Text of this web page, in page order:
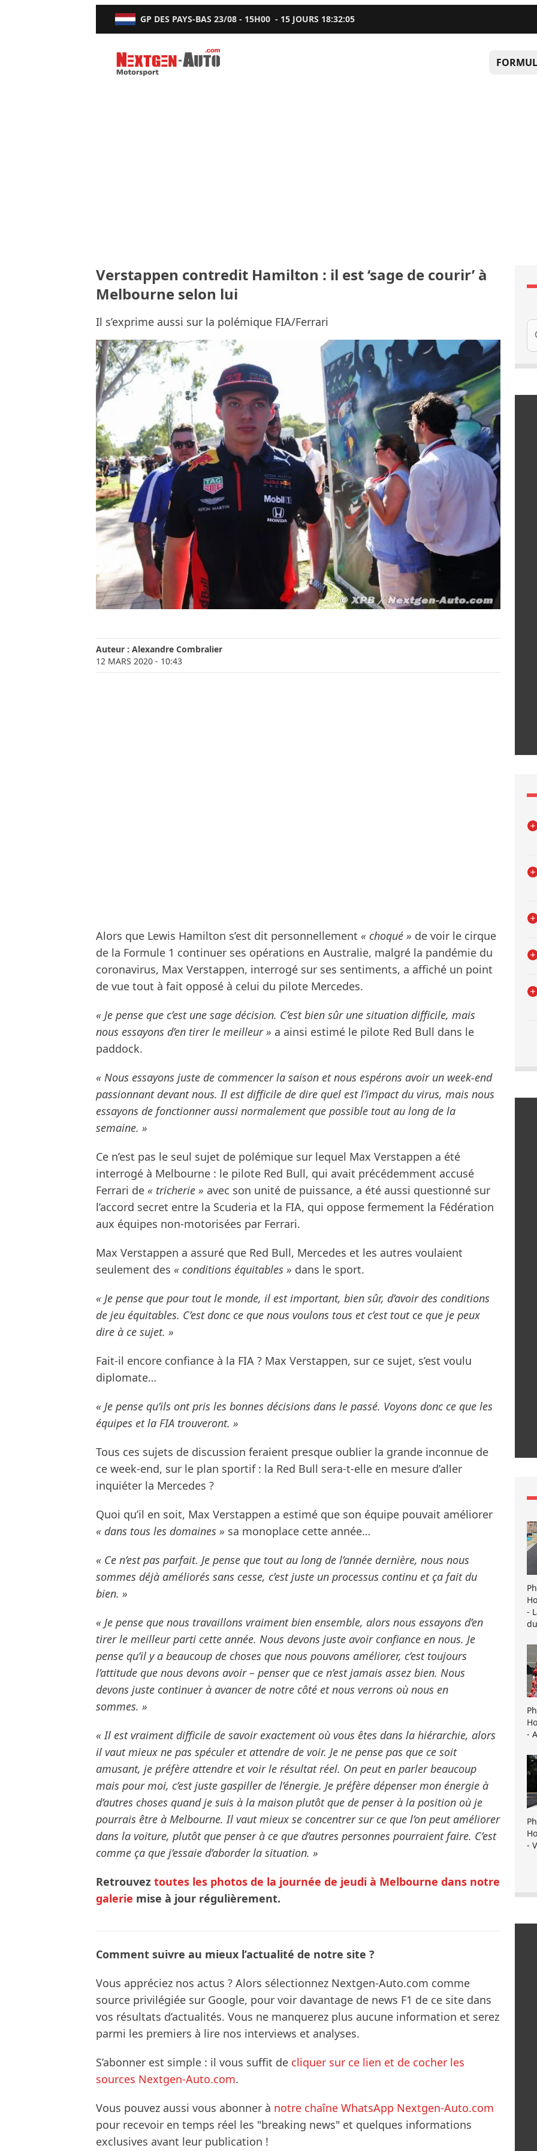
GP DES PAYS-BAS 23/08 - 15H00 - 15 JOURS 18:32:04
Nextgen-Auto.com
Verstappen contredit Hamilton : il est ‘sage de courir’ à
Melbourne selon lui
Il s’exprime aussi sur la polémique FIA/Ferrari
Auteur : Alexandre Combralier
12 MARS 2020 - 10:43
Alors que Lewis Hamilton s’est dit personnellement « choqué » de voir le cirque
de la Formule 1 continuer ses opérations en Australie, malgré la pandémie du
coronavirus, Max Verstappen, interrogé sur ses sentiments, a affiché un point
de vue tout à fait opposé à celui du pilote Mercedes.
« Je pense que c’est une sage décision. C’est bien sûr une situation difficile, mais
nous essayons d’en tirer le meilleur » a ainsi estimé le pilote Red Bull dans le
paddock.
« Nous essayons juste de commencer la saison et nous espérons avoir un week-end
passionnant devant nous. Il est difficile de dire quel est l’impact du virus, mais nous
essayons de fonctionner aussi normalement que possible tout au long de la
semaine. »
Ce n’est pas le seul sujet de polémique sur lequel Max Verstappen a été
interrogé à Melbourne : le pilote Red Bull, qui avait précédemment accusé
Ferrari de « tricherie » avec son unité de puissance, a été aussi questionné sur
l’accord secret entre la Scuderia et la FIA, qui oppose fermement la Fédération
aux équipes non-motorisées par Ferrari.
Max Verstappen a assuré que Red Bull, Mercedes et les autres voulaient
seulement des « conditions équitables » dans le sport.
« Je pense que pour tout le monde, il est important, bien sûr, d’avoir des conditions
de jeu équitables. C’est donc ce que nous voulons tous et c’est tout ce que je peux
dire à ce sujet. »
Fait-il encore confiance à la FIA ? Max Verstappen, sur ce sujet, s’est voulu
diplomate…
« Je pense qu’ils ont pris les bonnes décisions dans le passé. Voyons donc ce que les
équipes et la FIA trouveront. »
Tous ces sujets de discussion feraient presque oublier la grande inconnue de
ce week-end, sur le plan sportif : la Red Bull sera-t-elle en mesure d’aller
inquiéter la Mercedes ?
Quoi qu’il en soit, Max Verstappen a estimé que son équipe pouvait améliorer
« dans tous les domaines » sa monoplace cette année…
« Ce n’est pas parfait. Je pense que tout au long de l’année dernière, nous nous
sommes déjà améliorés sans cesse, c’est juste un processus continu et ça fait du
bien. »
« Je pense que nous travaillons vraiment bien ensemble, alors nous essayons d’en
tirer le meilleur parti cette année. Nous devons juste avoir confiance en nous. Je
pense qu’il y a beaucoup de choses que nous pouvons améliorer, c’est toujours
l’attitude que nous devons avoir – penser que ce n’est jamais assez bien. Nous
devons juste continuer à avancer de notre côté et nous verrons où nous en
sommes. »
« Il est vraiment difficile de savoir exactement où vous êtes dans la hiérarchie, alors
il vaut mieux ne pas spéculer et attendre de voir. Je ne pense pas que ce soit
amusant, je préfère attendre et voir le résultat réel. On peut en parler beaucoup
mais pour moi, c’est juste gaspiller de l’énergie. Je préfère dépenser mon énergie à
d’autres choses quand je suis à la maison plutôt que de penser à la position où je
pourrais être à Melbourne. Il vaut mieux se concentrer sur ce que l’on peut améliorer
dans la voiture, plutôt que penser à ce que d’autres personnes pourraient faire. C’est
comme ça que j’essaie d’aborder la situation. »
Retrouvez toutes les photos de la journée de jeudi à Melbourne dans notre
galerie mise à jour régulièrement.
Comment suivre au mieux l’actualité de notre site ?
Vous appréciez nos actus ? Alors sélectionnez Nextgen-Auto.com comme
source privilégiée sur Google, pour voir davantage de news F1 de ce site dans
vos résultats d’actualités. Vous ne manquerez plus aucune information et serez
parmi les premiers à lire nos interviews et analyses.
S’abonner est simple : il vous suffit de cliquer sur ce lien et de cocher les
sources Nextgen-Auto.com.
Vous pouvez aussi vous abonner à notre chaîne WhatsApp Nextgen-Auto.com
pour recevoir en temps réel les "breaking news" et quelques informations
exclusives avant leur publication !
-
-
-